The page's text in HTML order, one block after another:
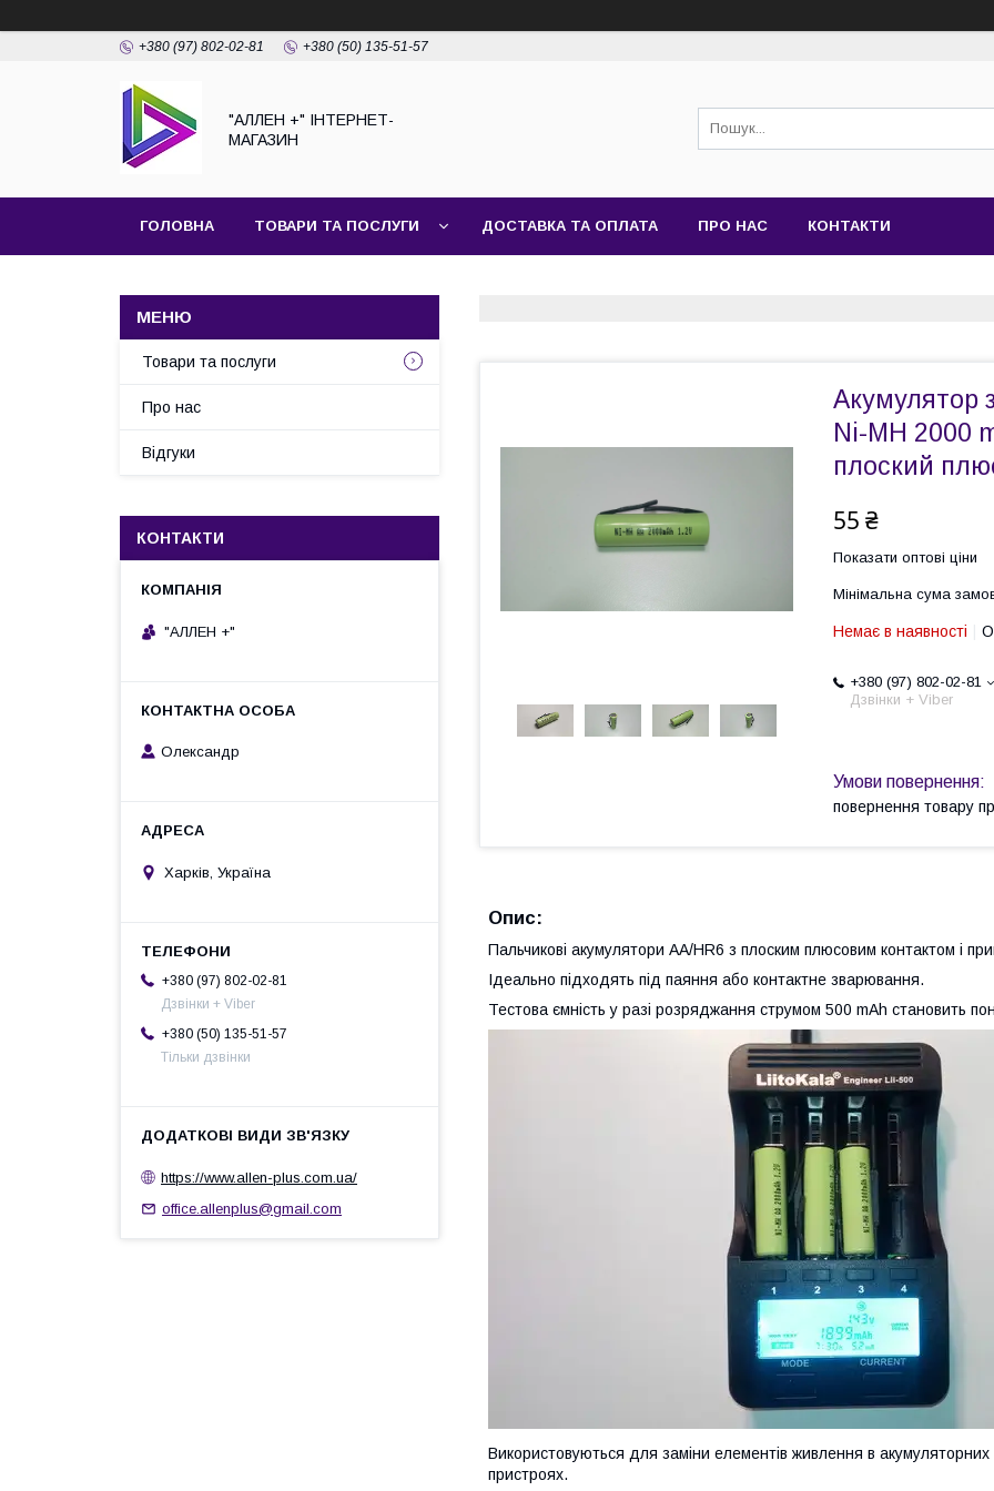
+380 (97) 802-02-81 +380 (50) 135-51-57
"АЛЛЕН +" ІНТЕРНЕТ-
МАГАЗИН
ГОЛОВНА ТОВАРИ ТА ПОСЛУГИ ДОСТАВКА ТА ОПЛАТА ПРО НАС КОНТАКТИ
Акумулятор
Ni-MH 2000
плоский
55 ₴
Показати оптові ціни
Мінімальна сума
Немає в наявності
+380 (97) 802-02-81
Дзвінки + Viber
повернення товару
Опис:
Пальчикові акумулятори АА/HR6 з плоским плюсовим контактом і
Ідеально підходять під паяння або контактне зварювання.
Тестова ємність у разі розряджання струмом 500 mAh становить
Використовуються для заміни елементів живлення в
пристроях.
Товари та послуги
Про нас
Відгуки
КОНТАКТИ
"АЛЛЕН +"
Олександр
Харків, Україна
+380 (97) 802-02-81
Дзвінки + Viber
+380 (50) 135-51-57
Тільки дзвінки
https://www.allen-plus.com.ua/
office.allenplus@gmail.com